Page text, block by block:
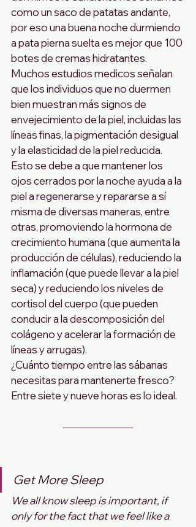
como un saco de patatas andante,
por eso una buena noche durmiendo
a pata pierna suelta es mejor que 100
botes de cremas hidratantes.
Muchos estudios medicos señalan
que los individuos que no duermen
bien muestran más signos de
envejecimiento de la piel, incluidas las
líneas finas, la pigmentación desigual
y la elasticidad de la piel reducida.
Esto se debe a que mantener los
ojos cerrados por la noche ayuda a la
piel a regenerarse y repararse a sí
misma de diversas maneras, entre
otras, promoviendo la hormona de
crecimiento humana (que aumenta la
producción de células), reduciendo la
inflamación (que puede llevar a la piel
seca) y reduciendo los niveles de
cortisol del cuerpo (que pueden
conducir a la descomposición del
colágeno y acelerar la formación de
líneas y arrugas).
¿Cuánto tiempo entre las sábanas
necesitas para mantenerte fresco?
Entre siete y nueve horas es lo ideal.
Get More Sleep
We all know sleep is important, if
only for the fact that we feel like a